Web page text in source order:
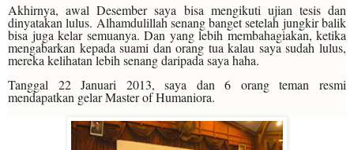
Akhirnya, awal Desember saya bisa mengikuti ujian tesis dan
dinyatakan lulus. Alhamdulillah senang banget setelah jungkir balik
bisa juga kelar semuanya. Dan yang lebih membahagiakan, ketika
mengabarkan kepada suami dan orang tua kalau saya sudah lulus,
mereka kelihatan lebih senang daripada saya haha.
Tanggal 22 Januari 2013, saya dan 6 orang teman resmi
mendapatkan gelar Master of Humaniora.